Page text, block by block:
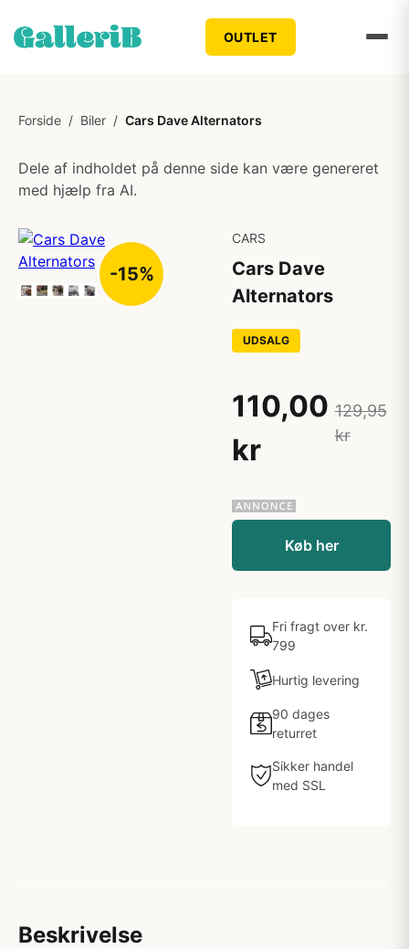
OUTLET
Forside / Biler / Cars Dave Alternators
Dele af indholdet på denne side kan være genereret
med hjælp fra AI.
-15%
CARS
Cars Dave
Alternators
UDSALG
110,00
kr
129,95
kr
Køb her
Fri fragt over kr.
799
Hurtig levering
90 dages
returret
Sikker handel
med SSL
Beskrivelse